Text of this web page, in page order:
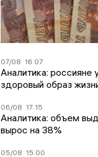
07/08 16:07
Аналитика: россияне
здоровый образ
06/08 17:15
Аналитика: объем
вырос на 38%
05/08 15:00